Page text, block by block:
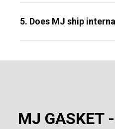
5. Does MJ ship
MJ GASKET